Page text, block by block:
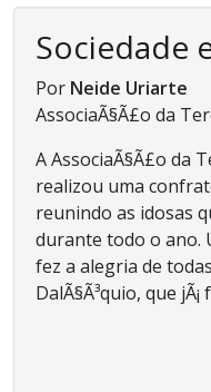
Sociedade
Por Neide Uriarte
AssociaÃ§Ã£o da
A AssociaÃ§Ã£o da
realizou uma
reunindo as idosas
durante todo o ano.
fez a alegria de
DalÃ§Ã³quio, que